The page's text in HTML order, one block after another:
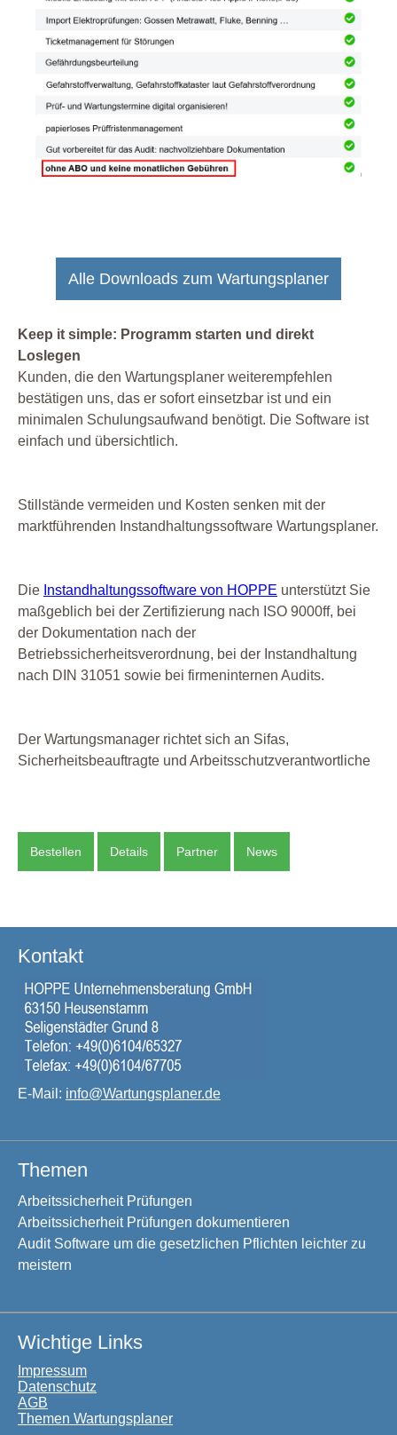
Alle Downloads zum Wartungsplaner
Keep it simple: Programm starten und direkt
Loslegen
Kunden, die den Wartungsplaner weiterempfehlen
bestätigen uns, das er sofort einsetzbar ist und ein
minimalen Schulungsaufwand benötigt. Die Software ist
einfach und übersichtlich.
Stillstände vermeiden und Kosten senken mit der
marktführenden Instandhaltungssoftware Wartungsplaner.
Die Instandhaltungssoftware von HOPPE unterstützt Sie
maßgeblich bei der Zertifizierung nach ISO 9000ff, bei
der Dokumentation nach der
Betriebssicherheitsverordnung, bei der Instandhaltung
nach DIN 31051 sowie bei firmeninternen Audits.
Der Wartungsmanager richtet sich an Sifas,
Sicherheitsbeauftragte und Arbeitsschutzverantwortliche
Bestellen Details Partner News
Kontakt
E-Mail: info@Wartungsplaner.de
Themen
Arbeitssicherheit Prüfungen
Arbeitssicherheit Prüfungen dokumentieren
Audit Software um die gesetzlichen Pflichten leichter zu
meistern
Wichtige Links
Impressum
Datenschutz
AGB
Themen Wartungsplaner